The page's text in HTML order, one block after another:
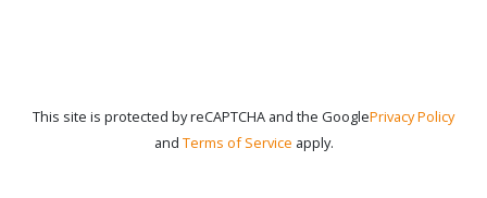
This site is protected by reCAPTCHA and the GooglePrivacy Policy
and Terms of Service apply.